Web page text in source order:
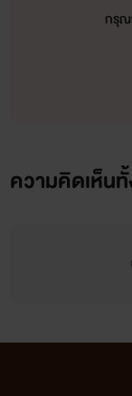
กรุณ
ความคิดเห็น